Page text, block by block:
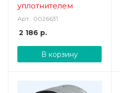
уплотнителем
Арт.: 0026631
2 186 р.
В корзину